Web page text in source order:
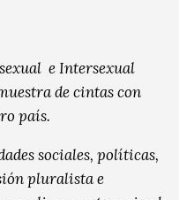
e Intersexual
de cintas con
país.
sociales, políticas,
pluralista e